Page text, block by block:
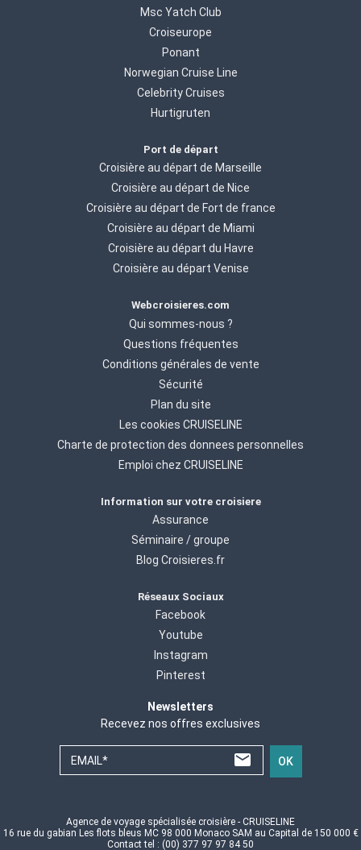
Msc Yatch Club
Croiseurope
Ponant
Norwegian Cruise Line
Celebrity Cruises
Hurtigruten
Port de départ
Croisière au départ de Marseille
Croisière au départ de Nice
Croisière au départ de Fort de france
Croisière au départ de Miami
Croisière au départ du Havre
Croisière au départ Venise
Webcroisieres.com
Qui sommes-nous ?
Questions fréquentes
Conditions générales de vente
Sécurité
Plan du site
Les cookies CRUISELINE
Charte de protection des donnees personnelles
Emploi chez CRUISELINE
Information sur votre croisiere
Assurance
Séminaire / groupe
Blog Croisieres.fr
Réseaux Sociaux
Facebook
Youtube
Instagram
Pinterest
Newsletters
Recevez nos offres exclusives
EMAIL* OK
Agence de voyage spécialisée croisière - CRUISELINE
16 rue du gabian Les flots bleus MC 98 000 Monaco SAM au Capital de 150 000 €
Contact tel : (00) 377 97 97 84 50